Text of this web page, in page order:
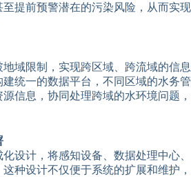
提前预警潜在的污染风险，从而实现
域限制，实现跨区域、跨流域的信息
统一的数据平台，不同区域的水务管
信息，协同处理跨域的水环境问题，
设计，将感知设备、数据处理中心、
种设计不仅便于系统的扩展和维护，